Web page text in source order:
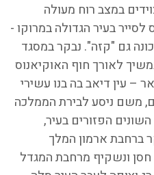
במצב רוח מעולה
לסייר בעיר הגדולה במרוקו -
גם "קזה". נבקר במסגד
לאורך חוף האוקיאנוס
– עין דיאב בה בנו עשירי
משם ניסע לבירת הממלכה
הפזורים בעיר,
ברחבת ארמון המלך
ונשקיף מרחבת המגדל